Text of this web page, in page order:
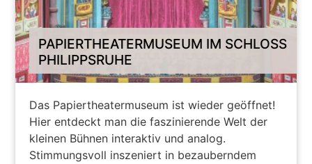
PAPIERTHEATERMUSEUM IM SCHLOSS
PHILIPPSRUHE
Das Papiertheatermuseum ist wieder geöffnet!
Hier entdeckt man die faszinierende Welt der
kleinen Bühnen interaktiv und analog.
Stimmungsvoll inszeniert in bezauberndem